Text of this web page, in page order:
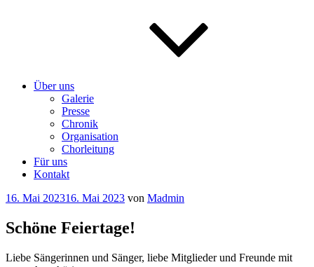
Über uns
Galerie
Presse
Chronik
Organisation
Chorleitung
Für uns
Kontakt
Veröffentlicht
16. Mai 202316. Mai 2023 von Madmin
Schöne Feiertage!
Liebe Sängerinnen und Sänger, liebe Mitglieder und Freunde mit